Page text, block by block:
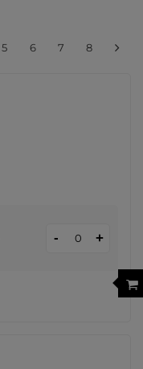
5 6 7 8
- +